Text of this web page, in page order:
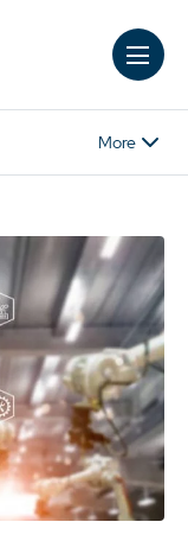
More